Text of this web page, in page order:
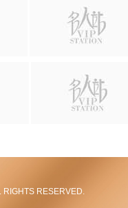
RESERVED.